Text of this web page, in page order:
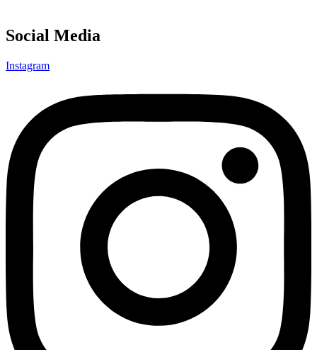
Social Media
Instagram